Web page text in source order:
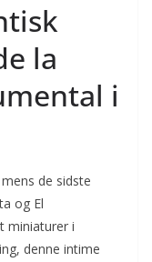
la
i
de sidste
og El
miniaturer i
denne intime